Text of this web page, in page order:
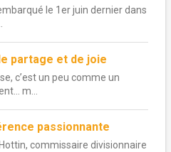
le 1er juin dernier dans
partage et de joie
c’est un peu comme un
m...
passionnante
commissaire divisionnaire